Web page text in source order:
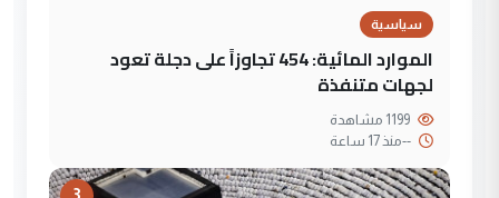
سياسية
الموارد المائية: 454 تجاوزاً على دجلة تعود
لجهات متنفذة
--منذ 17 ساعة